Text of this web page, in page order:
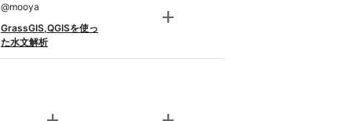
@mooya
GrassGIS,QGISを使っ
た水文解析
add